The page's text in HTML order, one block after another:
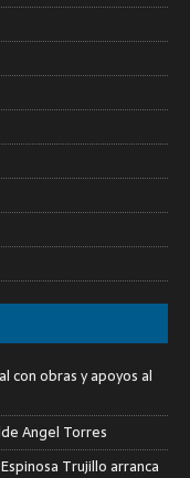
con obras y apoyos al
Angel Torres
Trujillo arranca